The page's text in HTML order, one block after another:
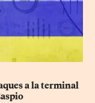
a la terminal